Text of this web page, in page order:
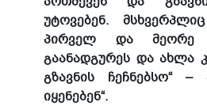
უტოვებენ.
პირველ და მეორე
გაანადგურეს და ახლა
გზავნის ჩეჩნებსო“
იყენებენ“.